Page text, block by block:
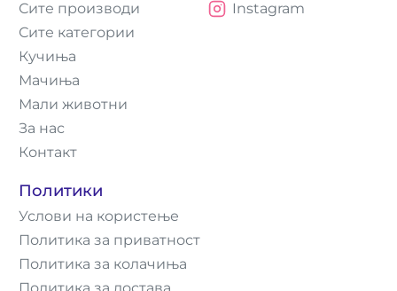
Сите производи
Сите категории
Кучиња
Мачиња
Мали животни
За нас
Контакт
Политики
Услови на користење
Политика за приватност
Политика за колачиња
Политика за достава
Instagram